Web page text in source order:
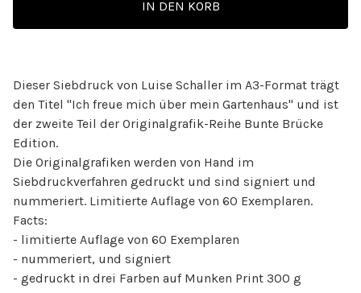
IN DEN KORB
Dieser Siebdruck von Luise Schaller im A3-Format trägt
den Titel "Ich freue mich über mein Gartenhaus" und ist
der zweite Teil der Originalgrafik-Reihe Bunte Brücke
Edition.
Die Originalgrafiken werden von Hand im
Siebdruckverfahren gedruckt und sind signiert und
nummeriert. Limitierte Auflage von 60 Exemplaren.
Facts:
- limitierte Auflage von 60 Exemplaren
- nummeriert, und signiert
- gedruckt in drei Farben auf Munken Print 300 g